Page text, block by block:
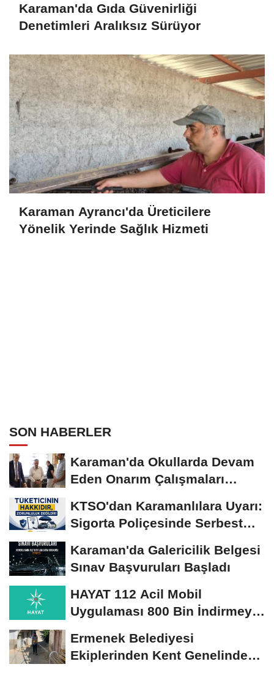
Karaman'da Gıda Güvenirliği
Denetimleri Aralıksız Sürüyor
Karaman Ayrancı'da Üreticilere
Yönelik Yerinde Sağlık Hizmeti
SON HABERLER
Karaman'da Okullarda Devam
Eden Onarım Çalışmaları
KTSO'dan Karamanlılara Uyarı:
Sigorta Poliçesinde Serbest
Karaman'da Galericilik Belgesi
Sınav Başvuruları Başladı
HAYAT 112 Acil Mobil
Uygulaması 800 Bin İndirmeyi
Ermenek Belediyesi
Ekiplerinden Kent Genelinde